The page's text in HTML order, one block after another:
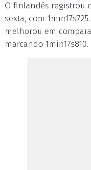
O finlandês registrou
sexta, com
melhorou em
marcando 1min17s810.